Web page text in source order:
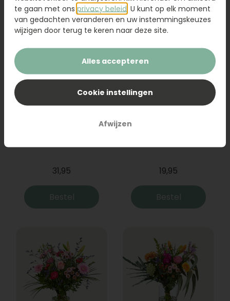
31,95
Bestel
19,95
Bestel
te gaan met ons privacy beleid . U kunt op elk moment
van gedachten veranderen en uw instemmingskeuzes
wijzigen door terug te keren naar deze site.
Alles accepteren
Cookie instellingen
Afwijzen